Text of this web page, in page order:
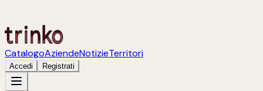
CatalogoAziendeNotizieTerritori
Accedi Registrati